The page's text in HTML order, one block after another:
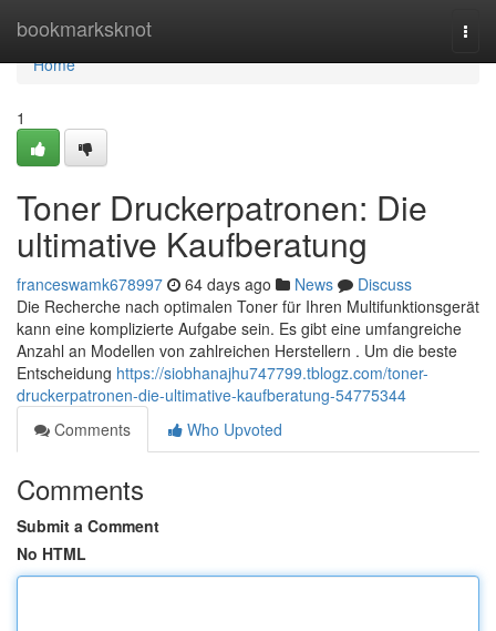
bookmarksknot
Home
Home
1
Toner Druckerpatronen: Die
ultimative Kaufberatung
franceswamk678997 64 days ago News
Discuss
Die Recherche nach optimalen Toner für Ihren Multifunktionsgerät
kann eine komplizierte Aufgabe sein. Es gibt eine umfangreiche
Anzahl an Modellen von zahlreichen Herstellern . Um die beste
Entscheidung https://siobhanajhu747799.tblogz.com/toner-
druckerpatronen-die-ultimative-kaufberatung-54775344
Comments
Who Upvoted
Comments
Submit a Comment
No HTML